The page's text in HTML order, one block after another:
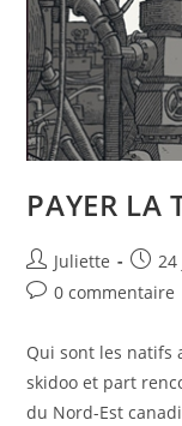
PAYER LA
Juliette
0 commentaire
Qui sont les natifs
skidoo et part
du Nord-Est